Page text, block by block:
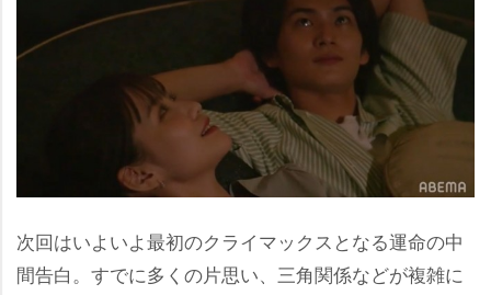
次回はいよいよ最初のクライマックスとなる運命の中
間告白。すでに多くの片思い、三角関係などが複雑に